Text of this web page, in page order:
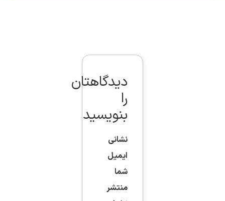
دیدگاهتان
را
بنویسید
نشانی
ایمیل
شما
منتشر